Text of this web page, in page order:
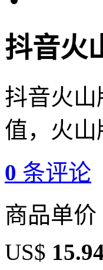
抖音火
抖音火
值，火山
0 条评论
商品单价
US$